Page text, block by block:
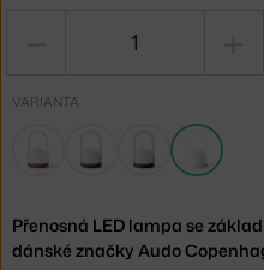
VARIANTA
Přenosná LED lampa se
dánské značky Audo